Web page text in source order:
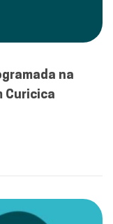
na
Curicica